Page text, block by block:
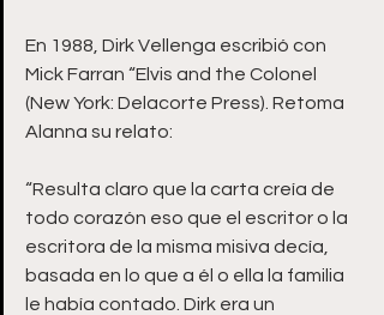
En 1988, Dirk Vellenga escribió con
Mick Farran “Elvis and the Colonel
(New York: Delacorte Press). Retoma
Alanna su relato:
“Resulta claro que la carta creía de
todo corazón eso que el escritor o la
escritora de la misma misiva decía,
basada en lo que a él o ella la familia
le había contado. Dirk era un